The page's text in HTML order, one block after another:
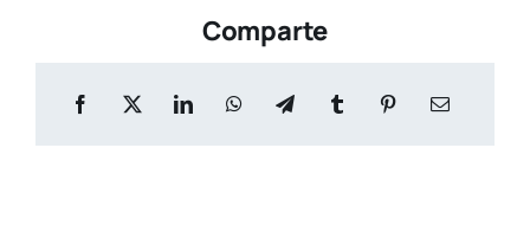
Comparte